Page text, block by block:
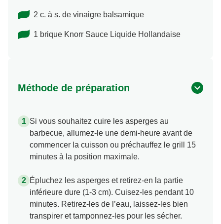
2 c. à s. de vinaigre balsamique
1 brique Knorr Sauce Liquide Hollandaise
Méthode de préparation
Si vous souhaitez cuire les asperges au
barbecue, allumez-le une demi-heure avant de
commencer la cuisson ou préchauffez le grill 15
minutes à la position maximale.
Épluchez les asperges et retirez-en la partie
inférieure dure (1-3 cm). Cuisez-les pendant 10
minutes. Retirez-les de l’eau, laissez-les bien
transpirer et tamponnez-les pour les sécher.